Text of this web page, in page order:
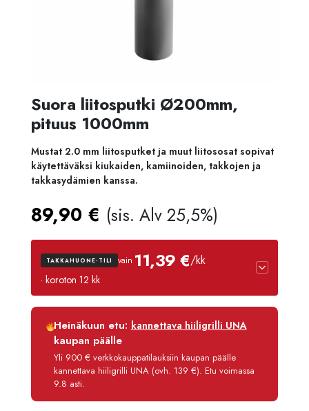
Suora liitosputki Ø200mm,
pituus 1000mm
Mustat 2.0 mm liitosputket ja muut liitososat sopivat
käytettäväksi kiukaiden, kamiinoiden, takkojen ja
takkasydämien kanssa.
89,90 € (sis. Alv 25,5%)
TAKKAHUONE-TILI vain 11,39 €/kk
· koroton 12 kk
Luottoaika
12 kk
Korko
Käsittelymaksu
3,90 €/kk
Maksettava yhteensä
136,70 €
Heinäkuun etu: kannettava hiiligrilli UNA
kaupan päälle
Yli 900 € verkkokauppatilauksiin kaupan päälle
kannettava hiiligrilli UNA (ovh. 139 €). Etu voimassa
9.8 asti.